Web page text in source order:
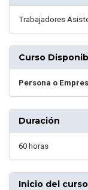
Trabajadores
Curso
Persona o
Duración
60 horas
Inicio del curso